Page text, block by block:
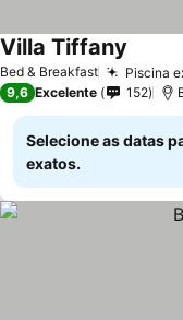
Bed & Breakfast Piscina
Villa Tiffany
9,6 Excelente 152
Selecione as datas
exatos.